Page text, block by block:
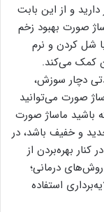
و از این بابت
صورت بهبود زخم
شل کردن و نرم
کمک می‌کند.
دچار سوزش،
صورت می‌توانید
باشید ماساژ صورت
و خفیف باشد، در
بهره‌بردن از
درمانی؛
استفاده